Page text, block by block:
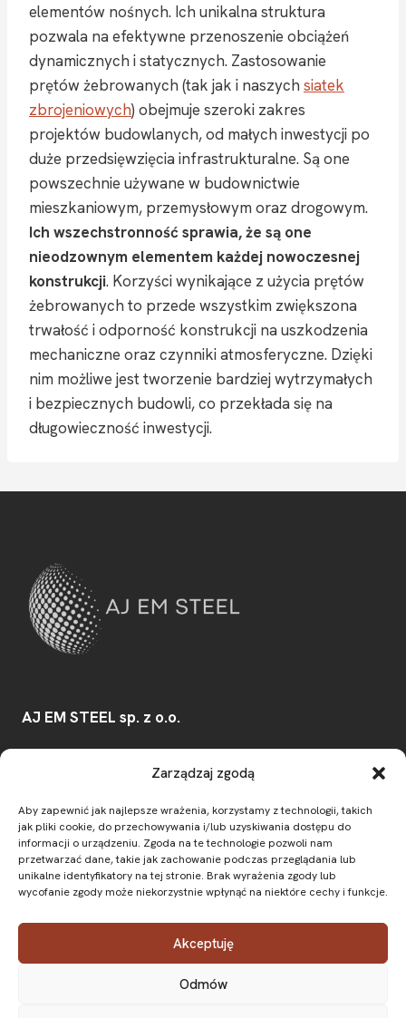
Zarządzaj zgodą
Aby zapewnić jak najlepsze wrażenia, korzystamy z technologii, takich
jak pliki cookie, do przechowywania i/lub uzyskiwania dostępu do
informacji o urządzeniu. Zgoda na te technologie pozwoli nam
przetwarzać dane, takie jak zachowanie podczas przeglądania lub
unikalne identyfikatory na tej stronie. Brak wyrażenia zgody lub
wycofanie zgody może niekorzystnie wpłynąć na niektóre cechy i funkcje.
Akceptuję
Odmów
elementów nośnych. Ich unikalna struktura
pozwala na efektywne przenoszenie obciążeń
dynamicznych i statycznych. Zastosowanie
prętów żebrowanych (tak jak i naszych siatek
zbrojeniowych) obejmuje szeroki zakres
projektów budowlanych, od małych inwestycji po
duże przedsięwzięcia infrastrukturalne. Są one
powszechnie używane w budownictwie
mieszkaniowym, przemysłowym oraz drogowym.
Ich wszechstronność sprawia, że są one
nieodzownym elementem każdej nowoczesnej
konstrukcji. Korzyści wynikające z użycia prętów
żebrowanych to przede wszystkim zwiększona
trwałość i odporność konstrukcji na uszkodzenia
mechaniczne oraz czynniki atmosferyczne. Dzięki
nim możliwe jest tworzenie bardziej wytrzymałych
i bezpiecznych budowli, co przekłada się na
długowieczność inwestycji.
AJ EM STEEL sp. z o.o.
e-mail:biuro@ajemsteel.pl
NIP:7831850325